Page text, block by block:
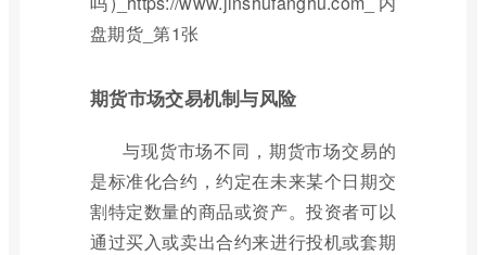
期货市场交易机制与风险
与现货市场不同，期货市场交易的
是标准化合约，约定在未来某个日期交
割特定数量的商品或资产。投资者可以
通过买入或卖出合约来进行投机或套期